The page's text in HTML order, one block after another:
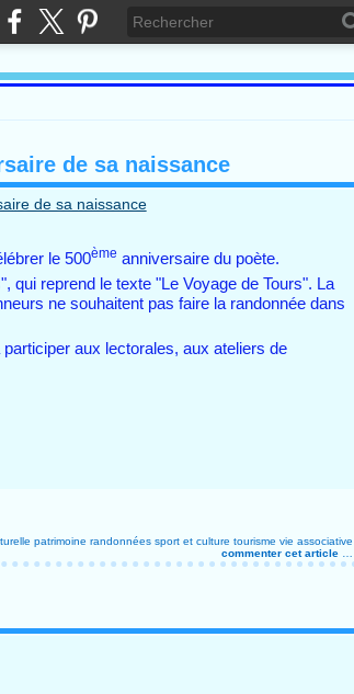
de sa naissance
le 500ème anniversaire du poète.
qui reprend le texte "Le Voyage de Tours". La
ne souhaitent pas faire la randonnée dans
aux lectorales, aux ateliers de
patrimoine randonnées sport et culture tourisme vie associative
commenter cet article